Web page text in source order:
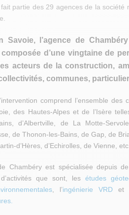
partie des 29 agences de la société
Savoie, l’agence de
composée d’une vingtaine de
acteurs de la construction,
communes,
comprend l’ensemble
des Hautes-Alpes et de l’Isère
d’Albertville, de La Motte-
de Thonon-les-Bains, de Gap, de
d’Hères, d’Echirolles, de Vienne, etc.
Chambéry est spécialisée depuis
que sont, les études
, l’ingénierie VRD et